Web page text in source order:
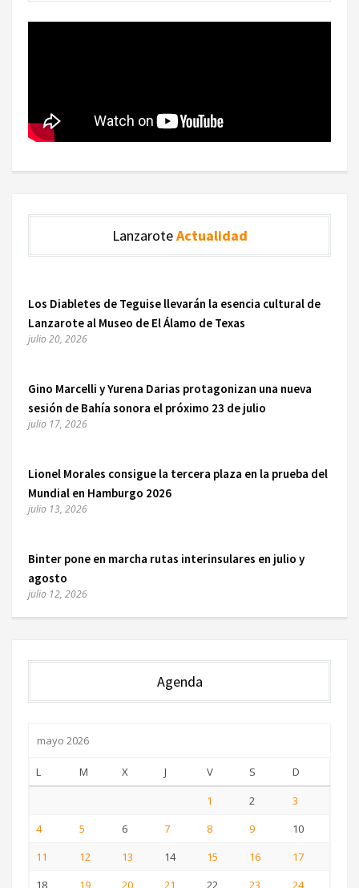
LanzaroteActualidad
Los Diabletes de Teguise llevarán la esencia cultural de
Lanzarote al Museo de El Álamo de Texas
julio 20, 2026
Gino Marcelli y Yurena Darias protagonizan una nueva
sesión de Bahía sonora el próximo 23 de julio
julio 17, 2026
Lionel Morales consigue la tercera plaza en la prueba del
Mundial en Hamburgo 2026
julio 13, 2026
Binter pone en marcha rutas interinsulares en julio y
agosto
julio 12, 2026
Agenda
mayo 2026
L M X J V S
D
1
2
3
4
5 6 7 8 9
10
11
12 13 14 15 16
17
18
19 20 21 22 23 24